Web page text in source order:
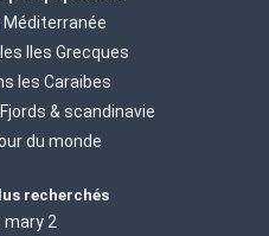
Méditerranée
Iles Grecques
les Caraibes
& scandinavie
du monde
recherchés
mary 2